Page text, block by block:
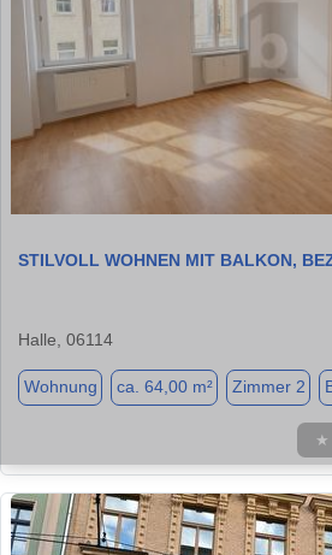
STILVOLL WOHNEN MIT BALKON,
Halle, 06114
Wohnung ca. 64,00 m² Zimmer 2
★